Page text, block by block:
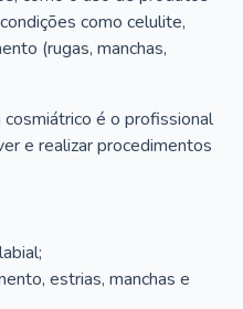
como celulite,
(rugas, manchas,
é o profissional
e realizar procedimentos
estrias, manchas e